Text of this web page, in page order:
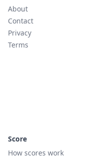
About
Contact
Privacy
Terms
Score
How scores work